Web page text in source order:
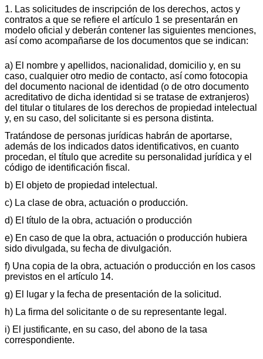
1. Las solicitudes de inscripción de los derechos, actos y
contratos a que se refiere el artículo 1 se presentarán en
modelo oficial y deberán contener las siguientes menciones,
así como acompañarse de los documentos que se indican:
a) El nombre y apellidos, nacionalidad, domicilio y, en su
caso, cualquier otro medio de contacto, así como fotocopia
del documento nacional de identidad (o de otro documento
acreditativo de dicha identidad si se tratase de extranjeros)
del titular o titulares de los derechos de propiedad intelectual
y, en su caso, del solicitante si es persona distinta.
Tratándose de personas jurídicas habrán de aportarse,
además de los indicados datos identificativos, en cuanto
procedan, el título que acredite su personalidad jurídica y el
código de identificación fiscal.
b) El objeto de propiedad intelectual.
c) La clase de obra, actuación o producción.
d) El título de la obra, actuación o producción
e) En caso de que la obra, actuación o producción hubiera
sido divulgada, su fecha de divulgación.
f) Una copia de la obra, actuación o producción en los casos
previstos en el artículo 14.
g) El lugar y la fecha de presentación de la solicitud.
h) La firma del solicitante o de su representante legal.
i) El justificante, en su caso, del abono de la tasa
correspondiente.